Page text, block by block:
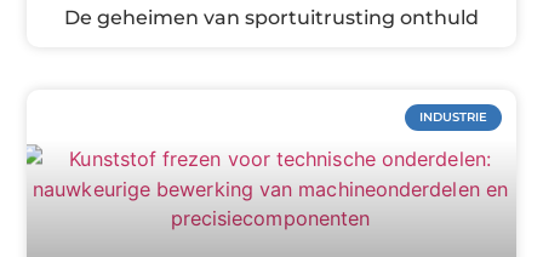
De geheimen van sportuitrusting onthuld
INDUSTRIE